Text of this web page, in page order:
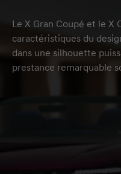
Le X Gran Coupé et le
caractéristiques du
dans une silhouette
prestance remarquable